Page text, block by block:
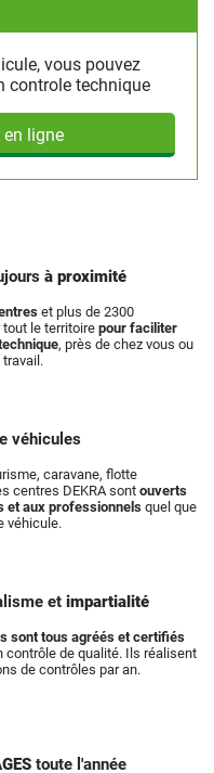
vous pouvez
controle technique
en ligne
à proximité
et plus de 2300
le territoirepour faciliter
, près de chez vous ou
travail.
véhicules
caravane, flotte
centres DEKRA sont ouverts
et aux professionnels quel que
véhicule.
et impartialité
sont tous agréés et certifiés
contrôle de qualité. Ils réalisent
de contrôles par an.
toute l'année